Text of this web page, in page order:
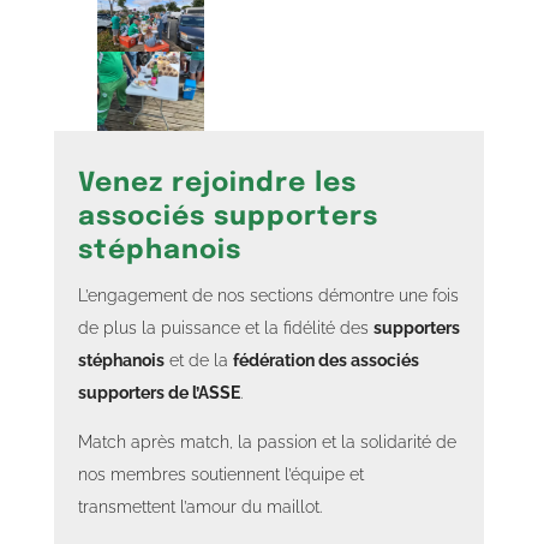
Venez rejoindre les
associés supporters
stéphanois
L’engagement de nos sections démontre une fois
de plus la puissance et la fidélité des supporters
stéphanois et de la fédération des associés
supporters de l’ASSE.
Match après match, la passion et la solidarité de
nos membres soutiennent l’équipe et
transmettent l’amour du maillot.